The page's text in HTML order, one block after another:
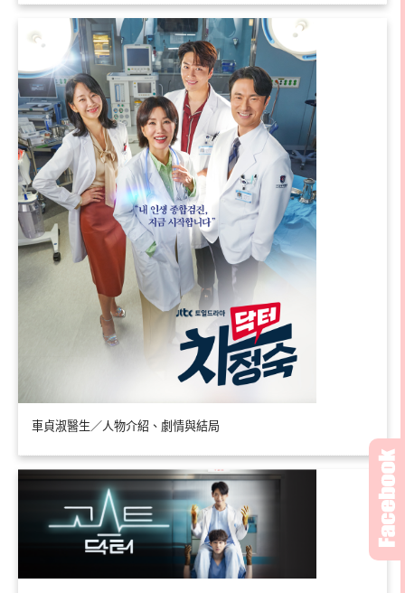
車貞淑醫生／人物介紹、劇情與結局